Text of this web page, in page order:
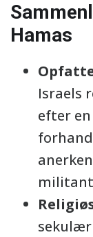
Hamas
Israels
efter